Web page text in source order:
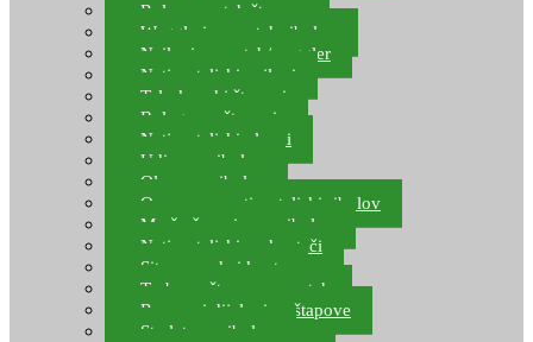
Role za match štapove
Waggleri za match ribolov
Najloni za match/waggler
Natjecateljski najloni
Teleskopski štapovi
Bolognese štapovi
Natjecateljski plovci
Udice za ribolov
Olovo za ribolov
Oprema za natjecateljski ribolov
Mreže čuvarice za ribolov
Natjecateljski podmetači
Sito, posude i kante
Torbe za štapove – match
Rezervni dijelovi za štapove
Starlete za ribolov